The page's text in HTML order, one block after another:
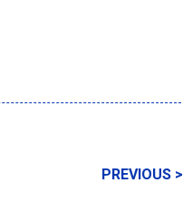
PREVIOUS >